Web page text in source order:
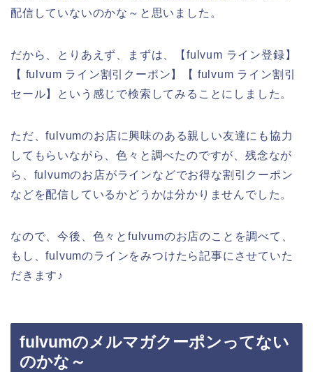
配信していないのかな～と思いました。
だから、とりあえず、まずは、【fulvum ライン登録】
【 fulvum ライン割引クーポン】【 fulvum ライン割引
セール】という感じで検索してみることにしました。
ただ、fulvumのお店に興味のある親しい友達にも協力
してもらいながら、色々と調べたのですが、残念なが
ら、fulvumのお店がラインなどでお得な割引クーポン
などを配信しているかどうかは分かりませんでした。
なので、今後、色々とfulvumのお店のことを調べて、
もし、fulvumのラインをみつけたら記事にさせていた
だきます♪
fulvumのメルマガクーポンってない
のかな～